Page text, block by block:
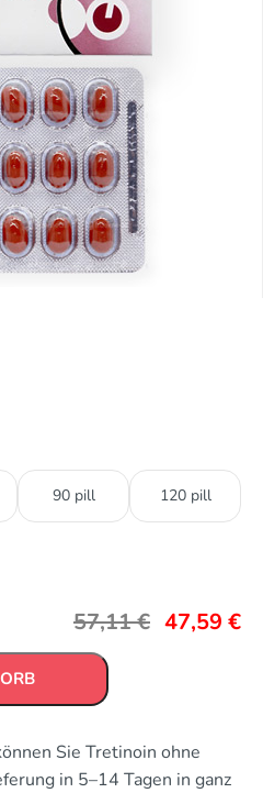
90 pill 120 pill
57,11€ 47,59 €
Sie Tretinoin ohne
in 5–14 Tagen in ganz